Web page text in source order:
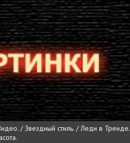
/ Звездный стиль. / Леди в Тренде.